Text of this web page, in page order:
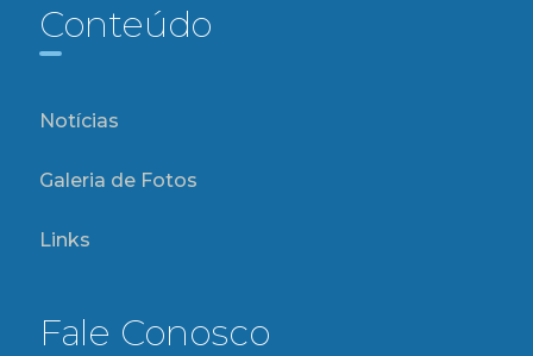
Conteúdo
Notícias
Galeria de Fotos
Links
Fale Conosco